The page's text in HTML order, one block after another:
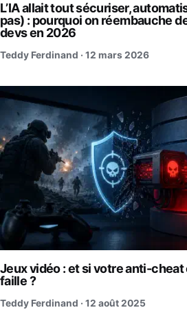
L’IA allait tout sécuriser,
pas) : pourquoi on réembauche
devs en 2026
Teddy Ferdinand · 12 mars 2026
Jeux vidéo : et si votre anti-
faille ?
Teddy Ferdinand · 12 août 2025